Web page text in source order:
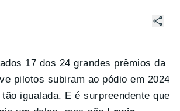
17 dos 24 grandes prêmios da
pilotos subiram ao pódio em 2024
igualada. E é surpreendente que